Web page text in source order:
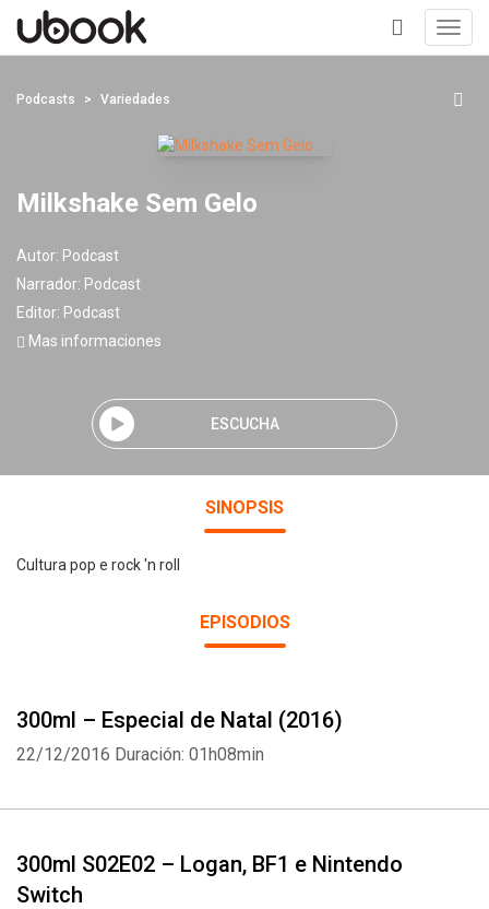
+
Podcasts Variedades
Milkshake Sem Gelo
Autor: Podcast
Narrador: Podcast
Editor: Podcast
Mas informaciones
ESCUCHA
SINOPSIS
Cultura pop e rock 'n roll
EPISODIOS
300ml – Especial de Natal (2016)
22/12/2016 Duración: 01h08min
300ml S02E02 – Logan, BF1 e Nintendo
Switch